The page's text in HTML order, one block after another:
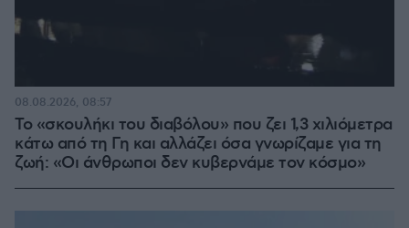
Το «σκουλήκι του διαβόλου» που ζει 1,3 χιλιόμετρα
κάτω από τη Γη και αλλάζει όσα γνωρίζαμε για τη
ζωή: «Οι άνθρωποι δεν κυβερνάμε τον κόσμο»
08.08.2026, 08:57